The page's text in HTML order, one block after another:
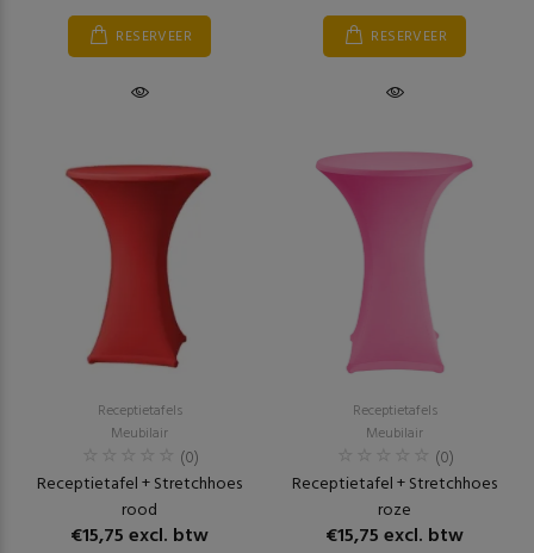
RESERVEER RESERVEER
Receptietafels
Meubilair
(0)
Receptietafel + Stretchhoes
rood
€15,75 excl. btw
Receptietafels
Meubilair
(0)
Receptietafel + Stretchhoes
roze
€15,75 excl. btw